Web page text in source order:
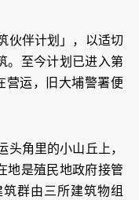
伙伴计划」，以适切
。至今计划已进入第
营运，旧大埔警署便
头角里的小山丘上，
地是殖民地政府接管
群由三所建筑物组